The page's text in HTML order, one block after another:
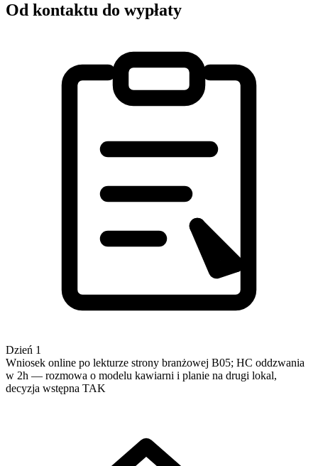
Od kontaktu do wypłaty
Dzień 1
Wniosek online po lekturze strony branżowej B05; HC oddzwania
w 2h — rozmowa o modelu kawiarni i planie na drugi lokal,
decyzja wstępna TAK